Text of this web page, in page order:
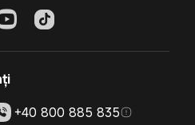
+40 800 885 835